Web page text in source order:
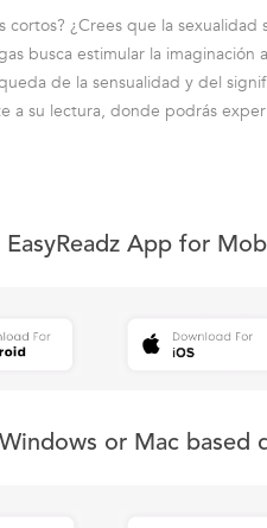
cortos? ¿Crees que la
busca estimular la imaginación
de la sensualidad y del
a su lectura, donde podrás
App for
or Mac based